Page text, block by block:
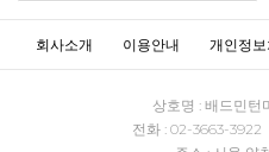
회사소개 이용안내 개인정
상호명 : 배드민
전화 : 02-3663-